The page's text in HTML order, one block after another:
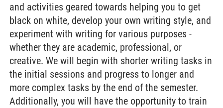
and activities geared towards helping you to get
black on white, develop your own writing style, and
experiment with writing for various purposes -
whether they are academic, professional, or
creative. We will begin with shorter writing tasks in
the initial sessions and progress to longer and
more complex tasks by the end of the semester.
Additionally, you will have the opportunity to train